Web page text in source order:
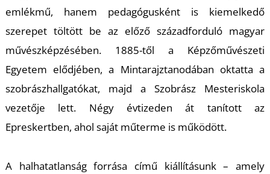
emlékmű, hanem pedagógusként is kiemelkedő
szerepet töltött be az előző századforduló magyar
művészképzésében. 1885-től a Képzőművészeti
Egyetem elődjében, a Mintarajztanodában oktatta a
szobrászhallgatókat, majd a Szobrász Mesteriskola
vezetője lett. Négy évtizeden át tanított az
Epreskertben, ahol saját műterme is működött.
A halhatatlanság forrása című kiállításunk – amely